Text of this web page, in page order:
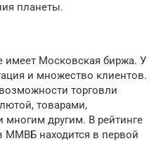
планеты.
имеет Московская биржа. У
и множество клиентов.
торговли
товарами,
другим. В рейтинге
находится в первой